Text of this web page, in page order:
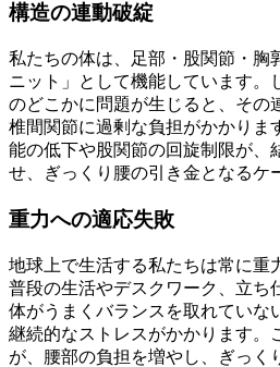
構造の連動破綻
私たちの体は、足部・股関節・胸
ニット」として機能しています。
のどこかに問題が生じると、その
椎間関節に過剰な負担がかかりま
能の低下や股関節の回旋制限が、
せ、ぎっくり腰の引き金となるケ
重力への適応失敗
地球上で生活する私たちは常に重
普段の生活やデスクワーク、立ち
体がうまくバランスを取れていな
継続的なストレスがかかります。
が、腰部の負担を増やし、ぎっく